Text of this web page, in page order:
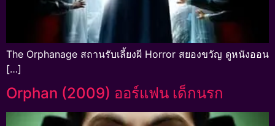
The Orphanage สถานรับเลี้ยงผี Horror สยองขวัญ ดูหนังออน
[…]
Orphan (2009) ออร์แฟน เด็กนรก